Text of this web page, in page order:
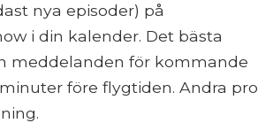
nya episoder) på
i din kalender. Det bästa
meddelanden för kommande
före flygtiden. Andra pro